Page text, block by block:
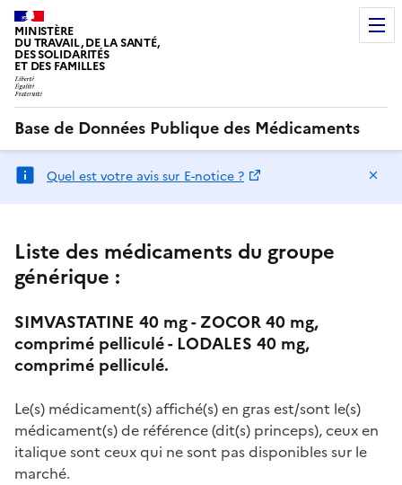
MINISTÈRE
DU TRAVAIL, DE LA SANTÉ,
DES SOLIDARITÉS
ET DES FAMILLES
Base de Données Publique des Médicaments
Quel est votre avis sur E-notice ?
Liste des médicaments du groupe
générique :
SIMVASTATINE 40 mg - ZOCOR 40 mg,
comprimé pelliculé - LODALES 40 mg,
comprimé pelliculé.
Le(s) médicament(s) affiché(s) en gras est/sont le(s)
médicament(s) de référence (dit(s) princeps), ceux en
italique sont ceux qui ne sont pas disponibles sur le
marché.